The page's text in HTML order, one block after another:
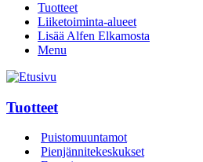
Tuotteet
Liiketoiminta-alueet
Lisää Alfen Elkamosta
Menu
Tuotteet
Puistomuuntamot
Pienjännitekeskukset